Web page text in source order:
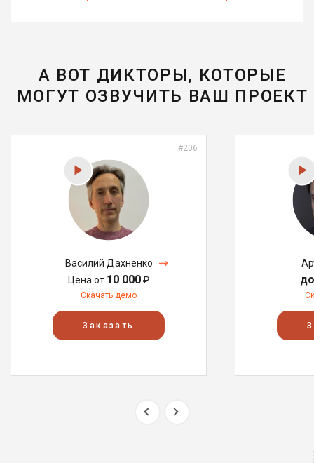
А ВОТ ДИКТОРЫ, КОТОРЫЕ
МОГУТ ОЗВУЧИТЬ ВАШ ПРОЕКТ
#206
Василий Дахненко
Цена от 10 000₽
Скачать демо
Заказать